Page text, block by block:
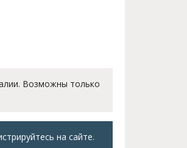
Возможны только
на сайте.